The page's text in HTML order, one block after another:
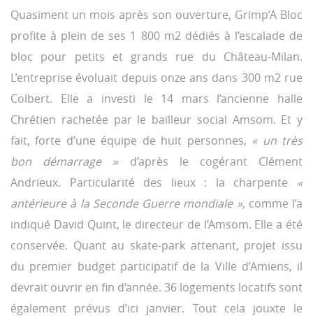
Quasiment un mois après son ouverture, Grimp’A Bloc
profite à plein de ses 1 800 m2 dédiés à l’escalade de
bloc pour petits et grands rue du Château-Milan.
L’entreprise évoluait depuis onze ans dans 300 m2 rue
Colbert. Elle a investi le 14 mars l’ancienne halle
Chrétien rachetée par le bailleur social Amsom. Et y
fait, forte d’une équipe de huit personnes, « un très
bon démarrage »d’après le cogérant Clément
Andrieux. Particularité des lieux : la charpente «
antérieure à la Seconde Guerre mondiale », comme l’a
indiqué David Quint, le directeur de l’Amsom. Elle a été
conservée. Quant au skate-park attenant, projet issu
du premier budget participatif de la Ville d’Amiens, il
devrait ouvrir en fin d’année. 36 logements locatifs sont
également prévus d’ici janvier. Tout cela jouxte le